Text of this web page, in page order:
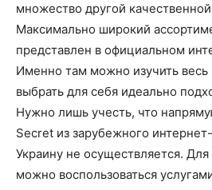
множество другой
Максимально широкий
представлен в официальном
Именно там можно изучить весь
выбрать для себя идеально
Нужно лишь учесть, что
Secret из зарубежного
Украину не осуществляется. Для
можно воспользоваться